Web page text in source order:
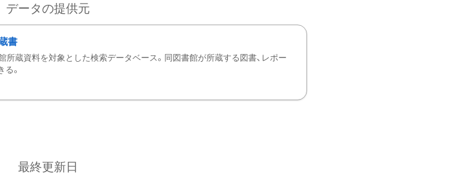
データの提供元
書
所蔵資料を対象とした検索データベース。同図書館が所蔵する図書、レポー
る。
最終更新日